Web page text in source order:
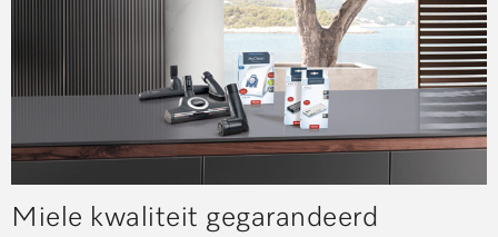
Miele kwaliteit gegarandeerd